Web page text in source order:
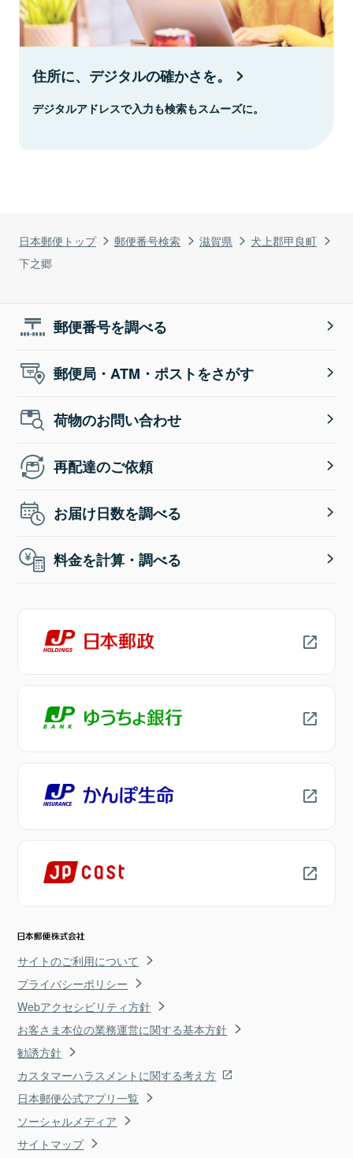
日本郵便トップ 郵便番号検索 滋賀県
犬上郡甲良町
下之郷
住所に、デジタルの確かさを。
デジタルアドレスで入力も検索もスムーズに。
郵便番号を調べる
郵便局・ATM・ポストをさがす
荷物のお問い合わせ
再配達のご依頼
お届け日数を調べる
料金を計算・調べる
サイトのご利用について
プライバシーポリシー
Webアクセシビリティ方針
お客さま本位の業務運営に関する基本方針
勧誘方針
カスタマーハラスメントに関する考え方
日本郵便公式アプリ一覧
ソーシャルメディア
サイトマップ